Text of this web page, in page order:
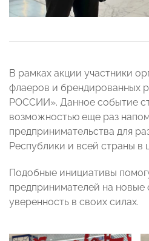
В рамках акции участники
флаеров и брендированных
РОССИИ». Данное событие
возможностью еще раз
предпринимательства для
Республики и всей страны в
Подобные инициативы
предпринимателей на новые
уверенность в своих силах.